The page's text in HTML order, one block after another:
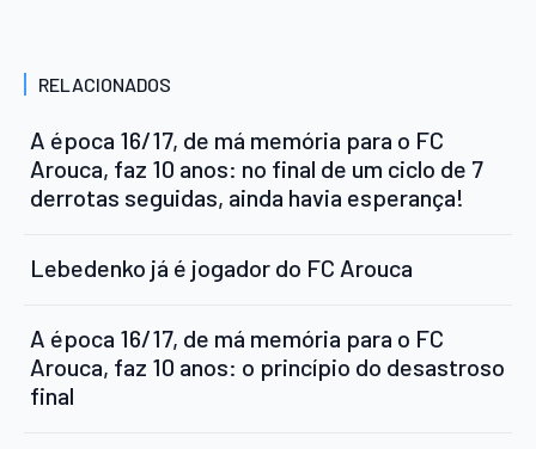
RELACIONADOS
A época 16/17, de má memória para o FC
Arouca, faz 10 anos: no final de um ciclo de 7
derrotas seguidas, ainda havia esperança!
Lebedenko já é jogador do FC Arouca
A época 16/17, de má memória para o FC
Arouca, faz 10 anos: o princípio do desastroso
final